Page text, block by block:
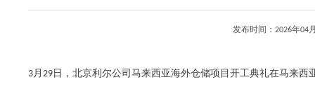
发布时间：2026年
3月29日，北京利尔公司马来西亚海外仓储项目开工典礼在马来西